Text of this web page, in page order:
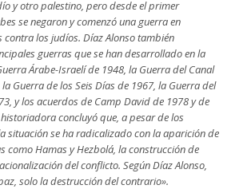
y otro palestino, pero desde el primer
se negaron y comenzó una guerra en
los judíos. Díaz Alonso también
guerras que se han desarrollado en la
Árabe-Israelí de 1948, la Guerra del Canal
Guerra de los Seis Días de 1967, la Guerra del
y los acuerdos de Camp David de 1978 y de
concluyó que, a pesar de los
situación se ha radicalizado con la aparición de
como Hamas y Hezbolá, la construcción de
del conflicto. Según Díaz Alonso,
solo la destrucción del contrario».